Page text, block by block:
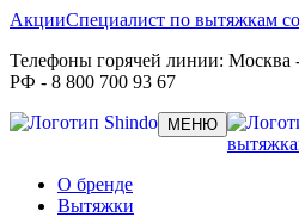
Акции
Телефоны горячей линии: Москва
РФ - 8 800 700 93 67
Специалист по вытяжкам
Toggle
navigation
МЕНЮ
О бренде
Вытяжки